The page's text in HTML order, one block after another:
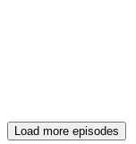
Load more episodes